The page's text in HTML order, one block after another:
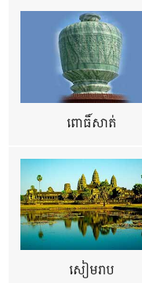
ពោធិ៍សាត់
សៀមរាប